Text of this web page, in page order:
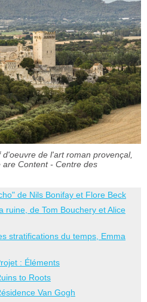
de l'art roman provençal,
are Content - Centre des
de Nils Bonifay et Flore Beck
ruine, de Tom Bouchery et Alice
stratifications du temps, Emma
: Éléments
to Roots
Van Gogh